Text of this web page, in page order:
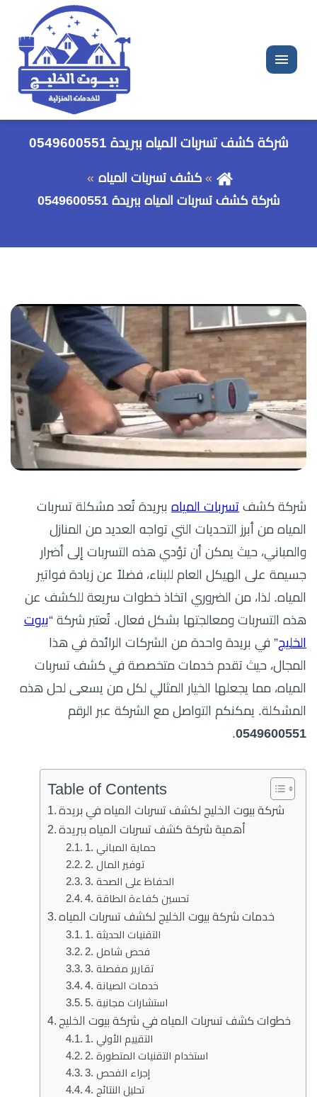
القائمة
شركة كشف تسربات المياه ببريدة 0549600551
كشف تسربات المياه
شركة كشف تسربات المياه ببريدة 0549600551
شركة كشف تسربات المياه ببريدة تُعد مشكلة تسربات
المياه من أبرز التحديات التي تواجه العديد من المنازل
والمباني، حيث يمكن أن تؤدي هذه التسربات إلى أضرار
جسيمة على الهيكل العام للبناء، فضلاً عن زيادة فواتير
المياه. لذا، من الضروري اتخاذ خطوات سريعة للكشف عن
هذه التسربات ومعالجتها بشكل فعال. تُعتبر شركة “بيوت
الخليج” في بريدة واحدة من الشركات الرائدة في هذا
المجال، حيث تقدم خدمات متخصصة في كشف تسربات
المياه، مما يجعلها الخيار المثالي لكل من يسعى لحل هذه
المشكلة. يمكنكم التواصل مع الشركة عبر الرقم
0549600551
.
Table of Contents
شركة بيوت الخليج لكشف تسربات المياه في بريدة
أهمية شركة كشف تسربات المياه ببريدة
1. حماية المباني
2. توفير المال
3. الحفاظ على الصحة
4. تحسين كفاءة الطاقة
خدمات شركة بيوت الخليج لكشف تسربات المياه
1. التقنيات الحديثة
2. فحص شامل
3. تقارير مفصلة
4. خدمات الصيانة
5. استشارات مجانية
خطوات كشف تسربات المياه في شركة بيوت الخليج
1. التقييم الأولي
2. استخدام التقنيات المتطورة
3. إجراء الفحص
4. تحليل النتائج